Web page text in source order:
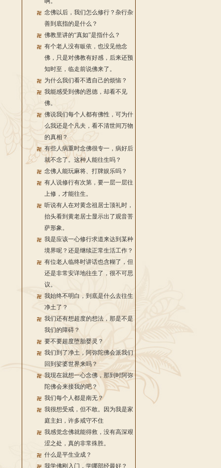
念佛以后，我们怎么修行？杂行杂
善到底指的是什么？
佛教里讲的“真如”是指什么？
有个老人没有皈依，也没见他念
佛，只是对佛教有好感，后来还预
知时至，临走前说佛来了。
为什么我们看不透自己的烦恼？
我能感受到佛的恩德，却看不见
佛。
佛说我们每个人都有佛性，可为什
么我还是个凡夫，看不清世间万物
的真相？
有些人病重时念佛很专一，病好后
就不念了。这种人能往生吗？
念佛人能玩麻将、打牌娱乐吗？
有人说修行有次第，要一层一层往
上修，才能往生。
听说有人在对黄念祖居士顶礼时，
抬头看到黄老居士显示出了观音菩
萨形象。
我是应该一心修行求道来达到某种
境界呢？还是继续正常生活工作？
有位老人临终时讲话也含糊了，但
还是非常安详地往生了，很不可思
议。
我始终不明白，到底是什么去往生
净土了？
我们还有想超度的想法，那是不是
我们的障碍？
要不要超度堕胎婴灵？
我们到了净土，阿弥陀佛会派我们
回到娑婆世界来吗？
我现在就想一心念佛，那到时阿弥
陀佛会来接我的吧？
我们每个人都是南无？
我很想受戒，但不敢。因为我是家
庭主妇，许多戒守不住
我感觉念佛就能得救，没有高深艰
涩之处，真的非常殊胜。
什么是平生业成？
我学佛刚入门，学哪部经最好？